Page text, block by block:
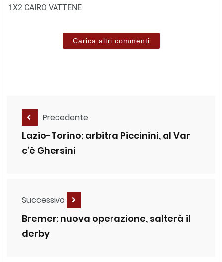
1X2 CAIRO VATTENE
Carica altri commenti
Precedente
Lazio-Torino: arbitra Piccinini, al Var
c’è Ghersini
Successivo
Bremer: nuova operazione, salterà il
derby